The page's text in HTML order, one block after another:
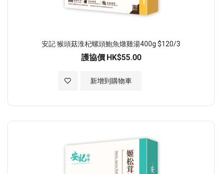
安記 猴頭菇淮杞螺頭鮑魚燉雞湯400g $120/3
護協價 HK$55.00
新增到購物車
加入至願望清單